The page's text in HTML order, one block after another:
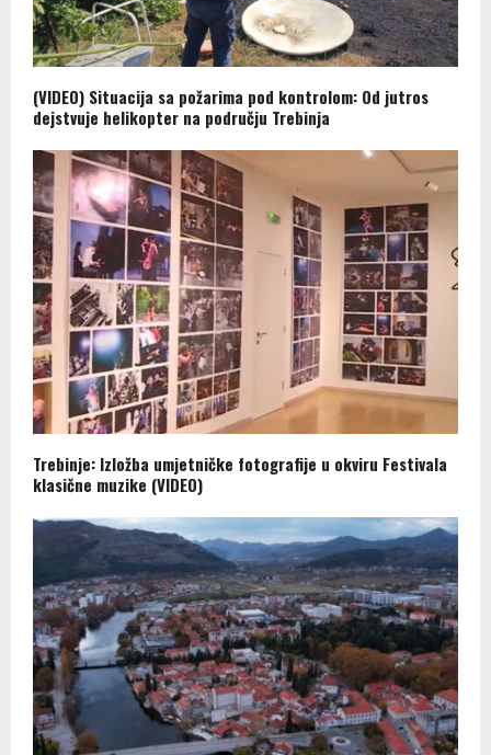
(VIDEO) Situacija sa požarima pod kontrolom: Od jutros
dejstvuje helikopter na području Trebinja
Trebinje: Izložba umjetničke fotografije u okviru Festivala
klasične muzike (VIDEO)